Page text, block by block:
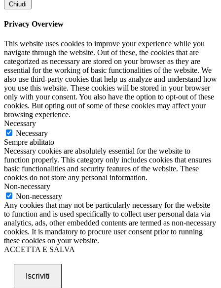
Chiudi
Privacy Overview
This website uses cookies to improve your experience while you
navigate through the website. Out of these, the cookies that are
categorized as necessary are stored on your browser as they are
essential for the working of basic functionalities of the website. We
also use third-party cookies that help us analyze and understand how
you use this website. These cookies will be stored in your browser
only with your consent. You also have the option to opt-out of these
cookies. But opting out of some of these cookies may affect your
browsing experience.
Necessary
Necessary
Sempre abilitato
Necessary cookies are absolutely essential for the website to
function properly. This category only includes cookies that ensures
basic functionalities and security features of the website. These
cookies do not store any personal information.
Non-necessary
Non-necessary
Any cookies that may not be particularly necessary for the website
to function and is used specifically to collect user personal data via
analytics, ads, other embedded contents are termed as non-necessary
cookies. It is mandatory to procure user consent prior to running
these cookies on your website.
ACCETTA E SALVA
Iscriviti